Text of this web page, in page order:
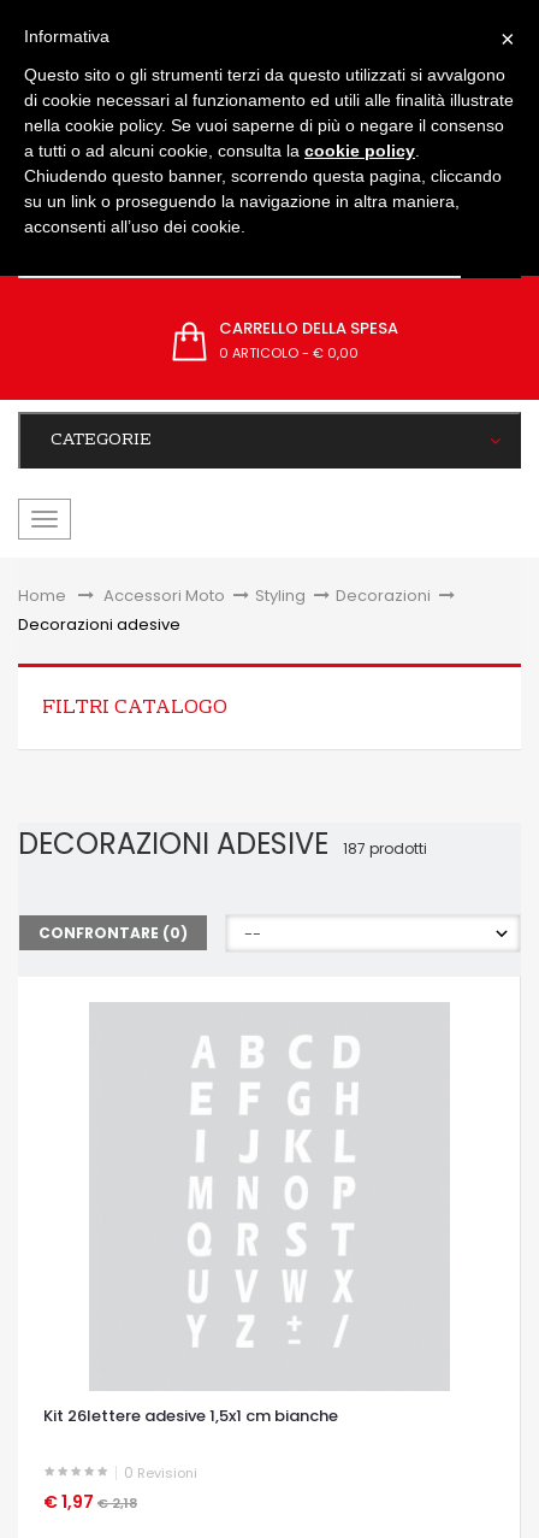
CARRELLO DELLA SPESA
0 ARTICOLO- € 0,00
CATEGORIE
navigazione
Home &gt;Accessori Moto > Styling > Decorazioni >
Decorazioni adesive
FILTRI CATALOGO
DECORAZIONI ADESIVE 187 prodotti
CONFRONTARE (0)
Kit 26lettere adesive 1,5x1 cm bianche
0 Revisioni
€ 1,97 € 2,18
OCCHIATA VELOCE
×
Informativa
Questo sito o gli strumenti terzi da questo utilizzati si avvalgono
di cookie necessari al funzionamento ed utili alle finalità illustrate
nella cookie policy. Se vuoi saperne di più o negare il consenso
a tutti o ad alcuni cookie, consulta la cookie policy
Chiudendo questo banner, scorrendo questa pagina, cliccando
su un link o proseguendo la navigazione in altra maniera,
acconsenti all’uso dei cookie.